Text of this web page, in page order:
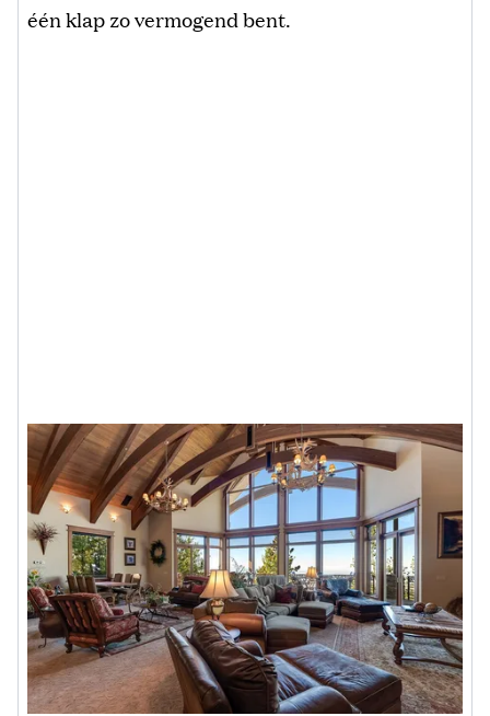
één klap zo vermogend bent.